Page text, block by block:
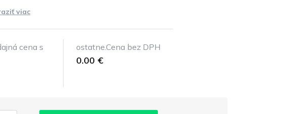
viac
cena s
ostatne.Cena bez DPH
0.00 €